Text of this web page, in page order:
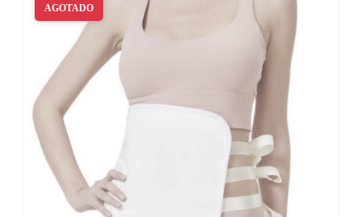
AGOTADO